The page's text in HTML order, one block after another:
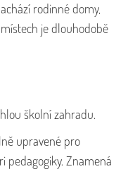
rodinné domy,
je dlouhodobě
školní zahradu.
upravené pro
pedagogiky. Znamená